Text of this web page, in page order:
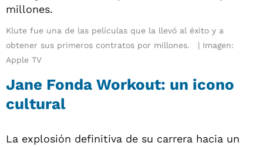
Klute fue una de las películas que la llevó al éxito y a
obtener sus primeros contratos por millones.
Imagen:
Apple TV
Jane Fonda Workout: un icono
cultural
La explosión definitiva de su carrera hacia un